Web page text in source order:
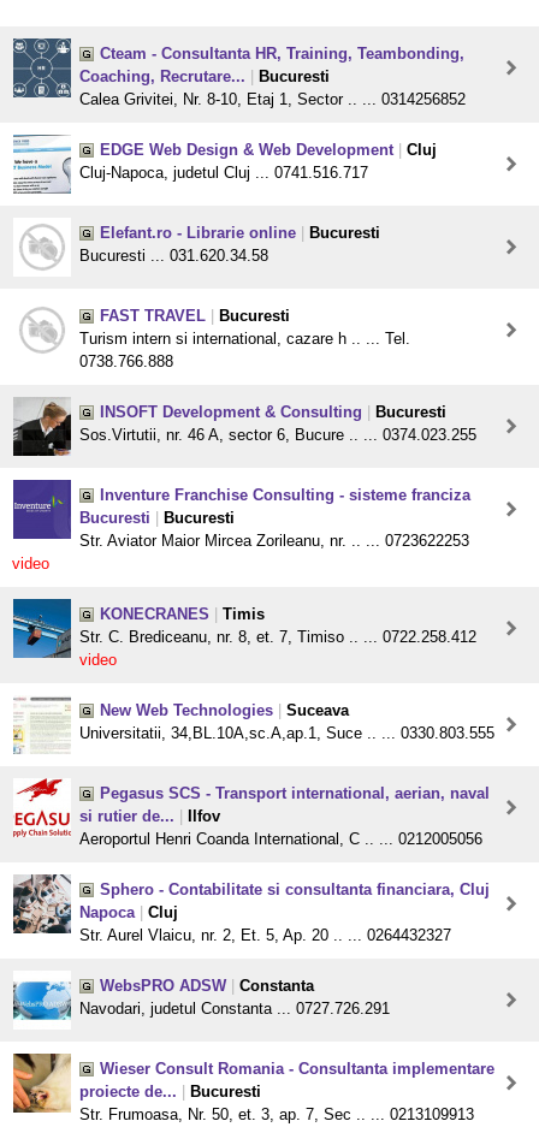
Cteam - Consultanta HR, Training, Teambonding,
Coaching, Recrutare...
Bucuresti
Calea Grivitei, Nr. 8-10, Etaj 1, Sector .. ... 0314256852
EDGE Web Design & Web Development
Cluj
Cluj-Napoca, judetul Cluj ... 0741.516.717
Elefant.ro - Librarie online
Bucuresti
Bucuresti ... 031.620.34.58
FAST TRAVEL
Bucuresti
Turism intern si international, cazare h .. ... Tel.
0738.766.888
INSOFT Development & Consulting
Bucuresti
Sos.Virtutii, nr. 46 A, sector 6, Bucure .. ... 0374.023.255
Inventure Franchise Consulting - sisteme franciza
Bucuresti
Bucuresti
Str. Aviator Maior Mircea Zorileanu, nr. .. ... 0723622253
video
KONECRANES
Timis
Str. C. Brediceanu, nr. 8, et. 7, Timiso .. ... 0722.258.412
video
New Web Technologies
Suceava
Universitatii, 34,BL.10A,sc.A,ap.1, Suce .. ... 0330.803.555
Pegasus SCS - Transport international, aerian, naval
si rutier de...
Ilfov
Aeroportul Henri Coanda International, C .. ... 0212005056
Sphero - Contabilitate si consultanta financiara, Cluj
Napoca
Cluj
Str. Aurel Vlaicu, nr. 2, Et. 5, Ap. 20 .. ... 0264432327
WebsPRO ADSW
Constanta
Navodari, judetul Constanta ... 0727.726.291
Wieser Consult Romania - Consultanta implementare
proiecte de...
Bucuresti
Str. Frumoasa, Nr. 50, et. 3, ap. 7, Sec .. ... 0213109913